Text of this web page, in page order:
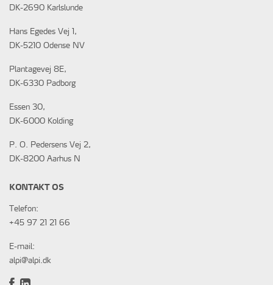
DK-2690 Karlslunde
Hans Egedes Vej 1,
DK-5210 Odense NV
Plantagevej 8E,
DK-6330 Padborg
Essen 30,
DK-6000 Kolding
P. O. Pedersens Vej 2,
DK-8200 Aarhus N
KONTAKT OS
Telefon:
+45 97 21 21 66
E-mail:
alpi@alpi.dk